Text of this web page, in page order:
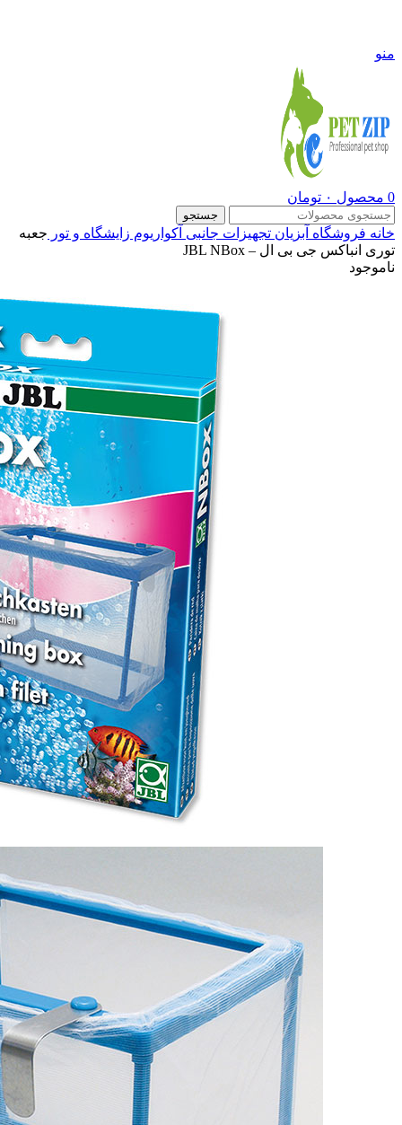
منو
0 محصول ۰ تومان
جستجو
خانه فروشگاه آبزیان تجهیزات جانبی آکواریوم زایشگاه و تور جعبه
توری انباکس جی بی ال – JBL NBox
ناموجود